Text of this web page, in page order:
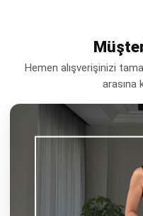
Hemen alışverişinizi
arasına